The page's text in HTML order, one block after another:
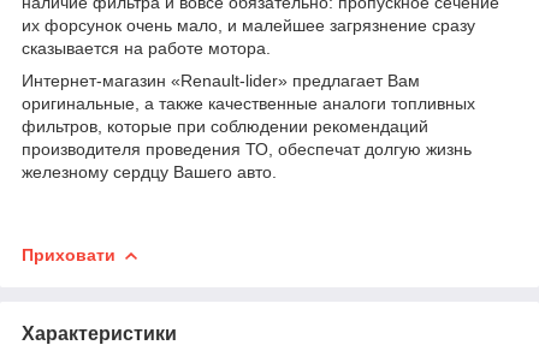
их форсунок очень мало, и малейшее загрязнение сразу
сказывается на работе мотора.
Интернет-магазин «Renault-lider» предлагает Вам
оригинальные, а также качественные аналоги топливных
фильтров, которые при соблюдении рекомендаций
производителя проведения ТО, обеспечат долгую жизнь
железному сердцу Вашего авто.
Приховати
Характеристики